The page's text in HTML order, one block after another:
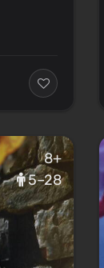
8+
5–28